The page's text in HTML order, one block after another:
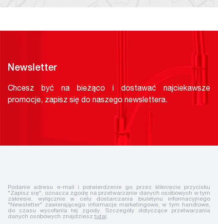
Newsletter
Chcesz być na bieżąco i dostawać najciekawsze
promocje, zapisz się do naszego newslettera.
Podanie adresu e-mail i potwierdzenie go przez kliknięcie przycisku
"Zapisz się", oznacza zgodę na przetwarzanie danych osobowych w tym
zakresie, wyłącznie w celu dostarczania biuletynu informacyjnego
"Newsletter" zawierającego informacje marketingowe, w tym handlowe,
do czasu wycofania tej zgody. Szczegóły dotyczące przetwarzania
danych osobowych znajdziesz tutaj.